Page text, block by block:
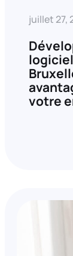
juillet 27,
votre